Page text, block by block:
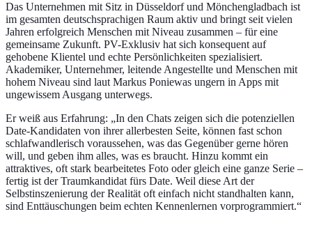
Das Unternehmen mit Sitz in Düsseldorf und Mönchengladbach ist
im gesamten deutschsprachigen Raum aktiv und bringt seit vielen
Jahren erfolgreich Menschen mit Niveau zusammen – für eine
gemeinsame Zukunft. PV-Exklusiv hat sich konsequent auf
gehobene Klientel und echte Persönlichkeiten spezialisiert.
Akademiker, Unternehmer, leitende Angestellte und Menschen mit
hohem Niveau sind laut Markus Poniewas ungern in Apps mit
ungewissem Ausgang unterwegs.
Er weiß aus Erfahrung: „In den Chats zeigen sich die potenziellen
Date-Kandidaten von ihrer allerbesten Seite, können fast schon
schlafwandlerisch voraussehen, was das Gegenüber gerne hören
will, und geben ihm alles, was es braucht. Hinzu kommt ein
attraktives, oft stark bearbeitetes Foto oder gleich eine ganze Serie –
fertig ist der Traumkandidat fürs Date. Weil diese Art der
Selbstinszenierung der Realität oft einfach nicht standhalten kann,
sind Enttäuschungen beim echten Kennenlernen vorprogrammiert.“